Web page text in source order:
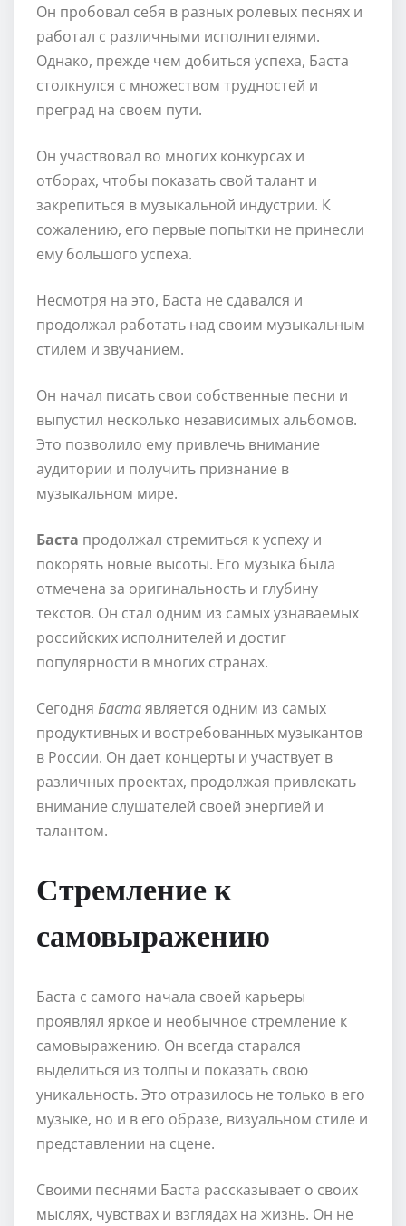
Он пробовал себя в разных ролевых песнях и
работал с различными исполнителями.
Однако, прежде чем добиться успеха, Баста
столкнулся с множеством трудностей и
преград на своем пути.
Он участвовал во многих конкурсах и
отборах, чтобы показать свой талант и
закрепиться в музыкальной индустрии. К
сожалению, его первые попытки не принесли
ему большого успеха.
Несмотря на это, Баста не сдавался и
продолжал работать над своим музыкальным
стилем и звучанием.
Он начал писать свои собственные песни и
выпустил несколько независимых альбомов.
Это позволило ему привлечь внимание
аудитории и получить признание в
музыкальном мире.
Баста продолжал стремиться к успеху и
покорять новые высоты. Его музыка была
отмечена за оригинальность и глубину
текстов. Он стал одним из самых узнаваемых
российских исполнителей и достиг
популярности в многих странах.
Сегодня Бастаявляется одним из самых
продуктивных и востребованных музыкантов
в России. Он дает концерты и участвует в
различных проектах, продолжая привлекать
внимание слушателей своей энергией и
талантом.
Стремление к
самовыражению
Баста с самого начала своей карьеры
проявлял яркое и необычное стремление к
самовыражению. Он всегда старался
выделиться из толпы и показать свою
уникальность. Это отразилось не только в его
музыке, но и в его образе, визуальном стиле и
представлении на сцене.
Своими песнями Баста рассказывает о своих
мыслях, чувствах и взглядах на жизнь. Он не